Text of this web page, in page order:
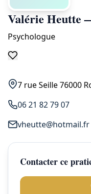
Valérie Heutte
Psychologue
7 rue Seille 76000
06 21 82 79 07
vheutte@hotmail.fr
Contacter ce